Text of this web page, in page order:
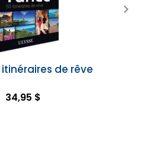
de rêve
34,95 $